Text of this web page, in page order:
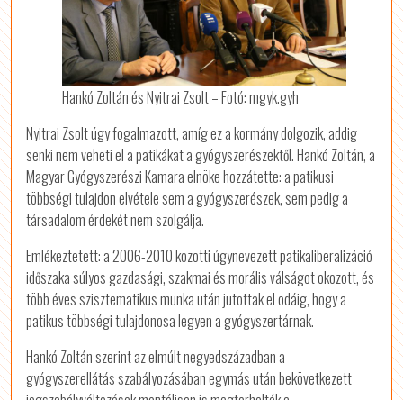
Hankó Zoltán és Nyitrai Zsolt – Fotó: mgyk.gyh
Nyitrai Zsolt úgy fogalmazott, amíg ez a kormány dolgozik, addig
senki nem veheti el a patikákat a gyógyszerészektől. Hankó Zoltán, a
Magyar Gyógyszerészi Kamara elnöke hozzátette: a patikusi
többségi tulajdon elvétele sem a gyógyszerészek, sem pedig a
társadalom érdekét nem szolgálja.
Emlékeztetett: a 2006-2010 közötti úgynevezett patikaliberalizáció
időszaka súlyos gazdasági, szakmai és morális válságot okozott, és
több éves szisztematikus munka után jutottak el odáig, hogy a
patikus többségi tulajdonosa legyen a gyógyszertárnak.
Hankó Zoltán szerint az elmúlt negyedszázadban a
gyógyszerellátás szabályozásában egymás után bekövetkezett